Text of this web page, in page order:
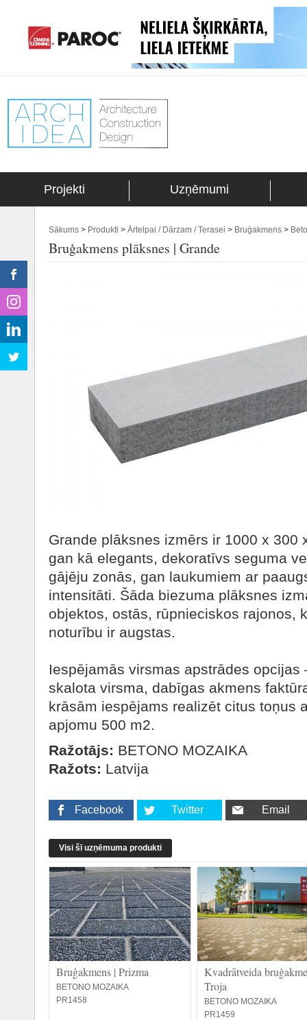
Projekti Uzņēmumi
Sākums > Produkti > Ārtelpai / Dārzam / Terasei > Bruģakmens >
Bruģakmens plāksnes | Grande
Grande plāksnes izmērs ir 1000 x 300
gan kā elegants, dekoratīvs seguma
gājēju zonās, gan laukumiem ar
intensitāti. Šāda biezuma plāksnes
objektos, ostās, rūpnieciskos rajonos,
noturību ir augstas.
Iespējamās virsmas apstrādes
skalota virsma, dabīgas akmens
krāsām iespējams realizēt citus toņus
apjomu 500 m2.
Ražotājs: BETONO MOZAIKA
Ražots: Latvija
Facebook Twitter Email
Visi šī uzņēmuma produkti
Bruģakmens | Prizma
BETONO MOZAIKA
PR1458
Kvadrātveida
Troja
BETONO MOZAIKA
PR1459